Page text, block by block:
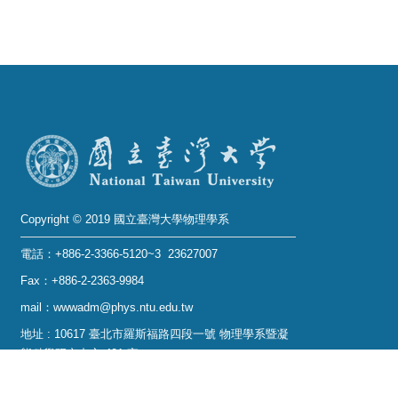
Copyright © 2019 國立臺灣大學物理學系
電話：+886-2-3366-5120~3 23627007
Fax：+886-2-2363-9984
mail：wwwadm@phys.ntu.edu.tw
地址 : 10617 臺北市羅斯福路四段一號 物理學系暨凝
態科學研究中心 401 室